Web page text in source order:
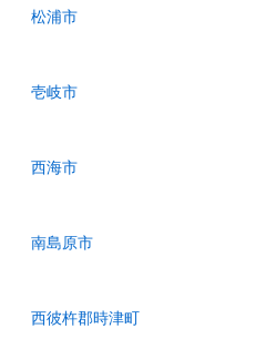
松浦市
壱岐市
西海市
南島原市
西彼杵郡時津町